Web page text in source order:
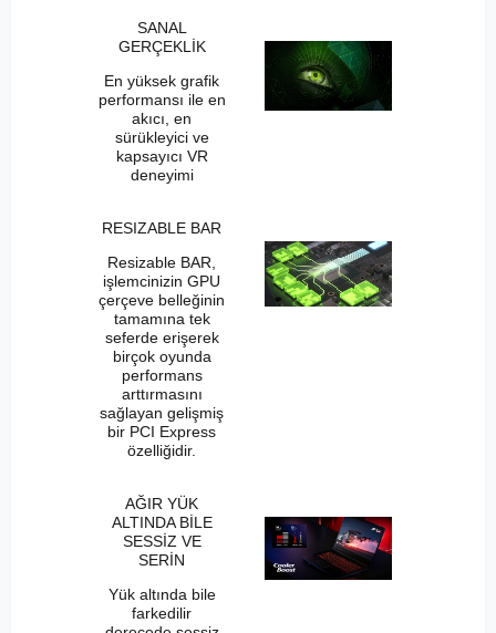
SANAL
GERÇEKLİK
En yüksek grafik
performansı ile en
akıcı, en
sürükleyici ve
kapsayıcı VR
deneyimi
RESIZABLE BAR
Resizable BAR,
işlemcinizin GPU
çerçeve belleğinin
tamamına tek
seferde erişerek
birçok oyunda
performans
arttırmasını
sağlayan gelişmiş
bir PCI Express
özelliğidir.
AĞIR YÜK
ALTINDA BİLE
SESSİZ VE
SERİN
Yük altında bile
farkedilir